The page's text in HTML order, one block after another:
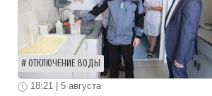
ОТКЛЮЧЕНИЕ ВОДЫ
18:21 | 5 августа